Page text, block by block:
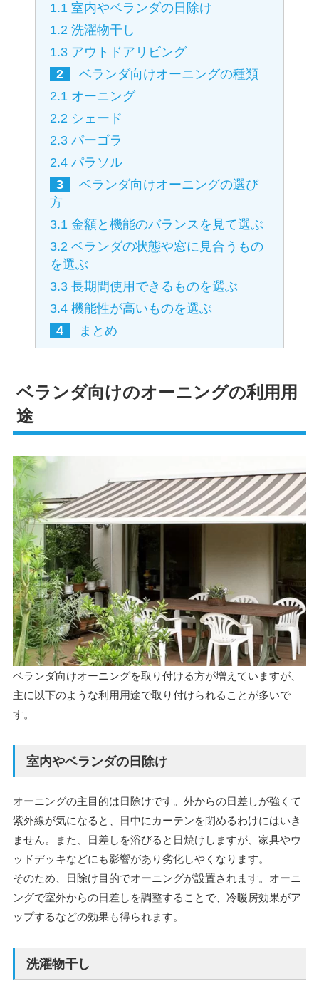
1.1室内やベランダの日除け
1.2洗濯物干し
1.3アウトドアリビング
2
ベランダ向けオーニングの種類
2.1オーニング
2.2シェード
2.3パーゴラ
2.4パラソル
3
ベランダ向けオーニングの選び
方
3.1金額と機能のバランスを見て選ぶ
3.2ベランダの状態や窓に見合うもの
を選ぶ
3.3長期間使用できるものを選ぶ
3.4機能性が高いものを選ぶ
4
まとめ
ベランダ向けのオーニングの利用用
途
ベランダ向けオーニングを取り付ける方が増えていますが、
主に以下のような利用用途で取り付けられることが多いで
す。
室内やベランダの日除け
オーニングの主目的は日除けです。 外からの日差しが強くて
紫外線が気になると、日中にカーテンを閉めるわけにはいき
ません。また、日差しを浴びると日焼けしますが、家具やウ
ッドデッキなどにも影響があり劣化しやくなります。
そのため、日除け目的でオーニングが設置されます。オーニ
ングで室外からの日差しを調整することで、冷暖房効果がア
ップするなどの効果も得られます。
洗濯物干し